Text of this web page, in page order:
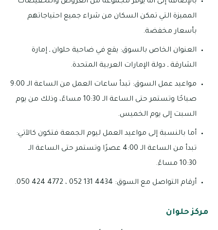
بالإضافة إلى أنه يوفر مجموعة من العروض والتخفيضات
المميزة التي تمكن السكان من شراء جميع احتياجاتهم
بأسعار مخفضة.
العنوان الخاص بالسوق: يقع في ضاحية حلوان ـ إمارة
الشارقة ـ دولة الإمارات العربية المتحدة.
مواعيد عمل السوق: تبدأ ساعات العمل من الساعة الـ 9:00
صباحًا وتستمر حتى الساعة الـ 10:30 مساءً، وذلك من يوم
السبت إلى يوم الخميس.
أما بالنسبة إلى مواعيد العمل ليوم الجمعة فتكون كالآتي:
تبدأ من الساعة الـ 4:00 عصرًا وتستمر حتى الساعة الـ
10:30 مساءً.
أرقام التواصل مع السوق: 4434 131 052 ، 4772 424 050.
مركز حلوان